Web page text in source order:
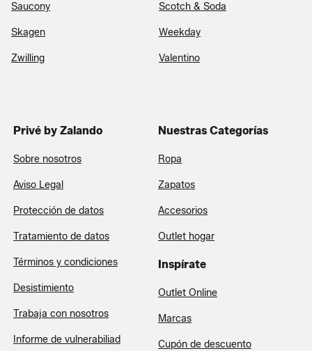
Saucony Scotch & Soda
Skagen Weekday
Zwilling Valentino
Privé by Zalando
Sobre nosotros
Aviso Legal
Protección de datos
Tratamiento de datos
Términos y condiciones
Desistimiento
Trabaja con nosotros
Informe de vulnerabiliad
Nuestras Categorías
Ropa
Zapatos
Accesorios
Outlet hogar
Inspírate
Outlet Online
Marcas
Cupón de descuento